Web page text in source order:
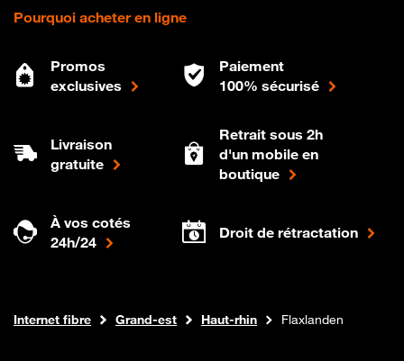
Pourquoi acheter en ligne
Promos
exclusives
Paiement
100% sécurisé
Livraison
gratuite
Retrait sous 2h
d'un mobile en
boutique
À vos cotés
24h/24
Droit de rétractation
Boutique Orange
Internet fibre Grand-est Haut-rhin Flaxlanden